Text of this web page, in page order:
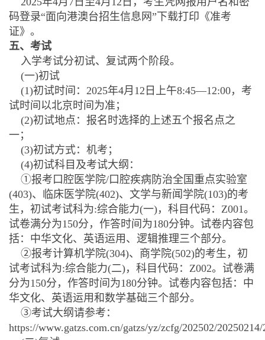
码登录“面向港澳台招生信息网”下载打印《准考
证》。
五、考试
入学考试分初试、复试两个阶段。
(一)初试
(1)初试时间：2025年4月12日上午8:45—12:00，考
试时间以北京时间为准；
(2)初试地点：报名时选择的上述五个报名点之
一；
(3)初试方式：机考；
(4)初试科目及考试大纲：
①报考口腔医学院/口腔疾病防治全国重点实验室
(403)、临床医学院(402)、文学与新闻学院(103)的考
生，初试考试科为:综合能力(一)，科目代码：Z001。
试卷满分为150分，作答时间为180分钟。试卷内容包
括：中华文化、英语运用、逻辑推理三个部分。
②报考计算机学院(304)、商学院(502)的考生，初
试考试科为:综合能力(二)，科目代码：Z002。试卷满
分为150分，作答时间为180分钟。试卷内容包括：中
华文化、英语运用和数学基础三个部分。
③考试大纲请参考：
https://www.gatzs.com.cn/gatzs/yz/zcfg/202502/